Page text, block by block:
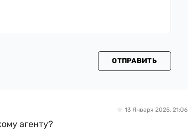
ОТПРАВИТЬ
13 Января 2025, 21:06
агенту?